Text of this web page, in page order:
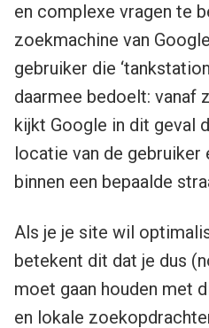
en complexe vragen te
zoekmachine van
gebruiker die
daarmee bedoelt: vanaf
kijkt Google in dit geval
locatie van de
binnen een bepaalde
Als je je site wil
betekent dit dat je dus
moet gaan houden met
en lokale